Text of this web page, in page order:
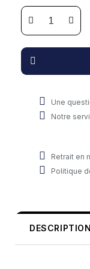
Une
Notre
Retrait en
Politique
DESCRIPTION